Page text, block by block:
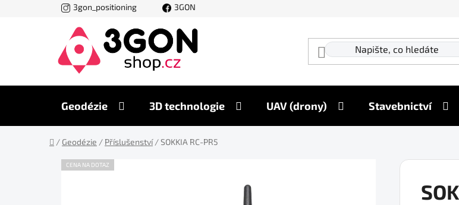
3gon_positioning 3GON
Geodézie 3D technologie UAV (drony) Stavebnictví
Domů
/ Geodézie / Příslušenství /SOKKIA RC-PR5
CENA NA DOTAZ